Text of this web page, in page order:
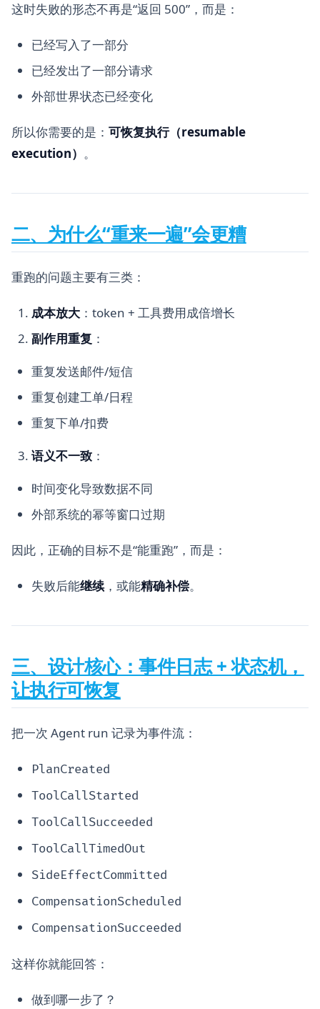
这时失败的形态不再是“返回 500”，而是：
已经写入了一部分
已经发出了一部分请求
外部世界状态已经变化
所以你需要的是： 可恢复执行（resumable
execution） 。
二、为什么“重来一遍”会更糟
重跑的问题主要有三类：
成本放大 ：token + 工具费用成倍增长
副作用重复 ：
重复发送邮件/短信
重复创建工单/日程
重复下单/扣费
语义不一致 ：
时间变化导致数据不同
外部系统的幂等窗口过期
因此，正确的目标不是“能重跑”，而是：
失败后能继续，或能精确补偿。
三、设计核心：事件日志 + 状态机，
让执行可恢复
把一次 Agent run 记录为事件流：
PlanCreated
ToolCallStarted
ToolCallSucceeded
ToolCallTimedOut
SideEffectCommitted
CompensationScheduled
CompensationSucceeded
这样你就能回答：
做到哪一步了？